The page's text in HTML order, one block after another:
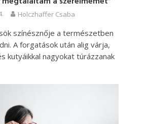
Holczhaffer Csaba
színésznője a természetben
A forgatások után alig várja,
kutyáikkal nagyokat túrázzanak